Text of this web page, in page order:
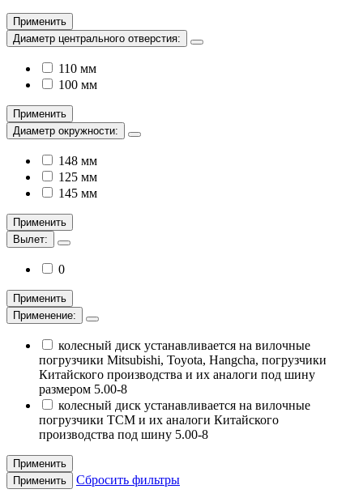
Применить
Диаметр центрального отверстия:
110 мм
100 мм
Применить
Диаметр окружности:
148 мм
125 мм
145 мм
Применить
Вылет:
0
Применить
Применение:
колесный диск устанавливается на вилочные
погрузчики Mitsubishi, Toyota, Hangcha, погрузчики
Китайского производства и их аналоги под шину
размером 5.00-8
колесный диск устанавливается на вилочные
погрузчики TCM и их аналоги Китайского
производства под шину 5.00-8
Применить
Применить
Сбросить фильтры